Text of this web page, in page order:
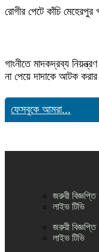
রোগীর পেটে কাঁচি
গাংনীতে মাদকদ্রব্য
না পেয়ে দাদাকে আটক
ফেসবুকে আমরা...
জরুরী বিজ্ঞপ্তি
লাইভ টিভি
জরুরী বিজ্ঞপ্তি
লাইভ টিভি